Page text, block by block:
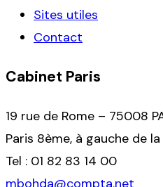
Sites utiles
Contact
Cabinet Paris
19 rue de Rome – 75008
Paris 8ème, à gauche de
Tel : 01 82 83 14 00
mbohda@compta.net